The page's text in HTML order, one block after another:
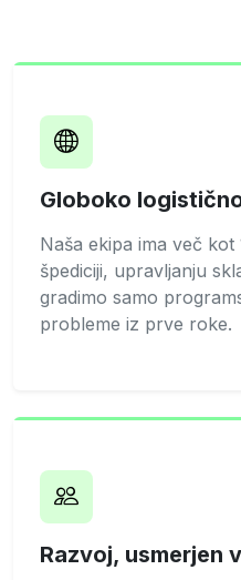
Globoko
Naša ekipa ima več
špediciji, upravljanju
gradimo samo
probleme iz prve roke.
Razvoj, usmerjen